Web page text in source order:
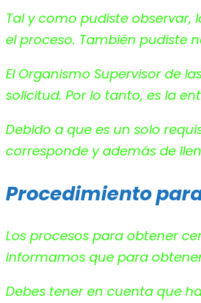
Tal y como pudiste
el proceso. También pudiste
El Organismo Supervisor de
solicitud. Por lo tanto, es la
Debido a que es un solo
corresponde y además de
Procedimiento
Los procesos para obtener
informamos que para
Debes tener en cuenta que